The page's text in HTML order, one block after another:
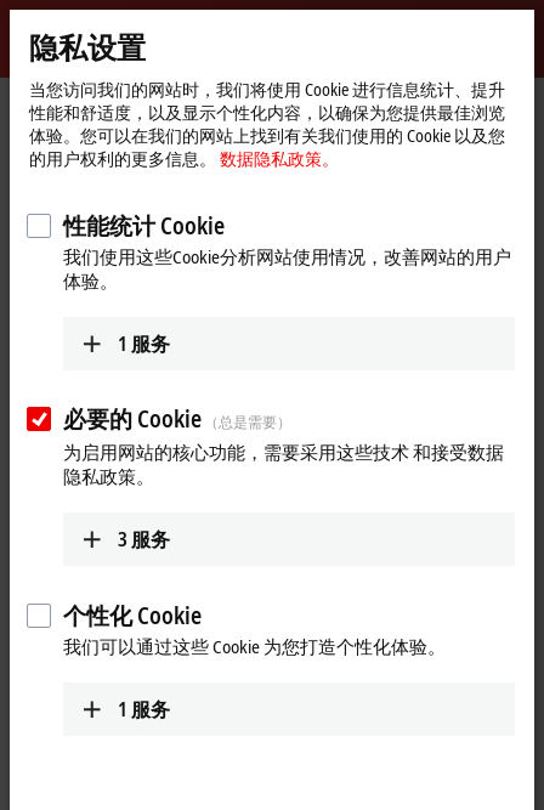
Beckhoff
-
自
动
化
技
术
Start
page
公司简介
最新资讯
XPlanar 平面磁悬浮输送系统：创新的晶圆搬运解决方案
Video
2025年5月5日
XPlanar 平面磁悬浮输送系统：创
精准的运动控制，提升生产效率与安全性。XPlanar 系统不仅能
够显著降低机械结构复杂度，减少设备损耗，还能提升工艺安
全性，为生产保驾护航。
Loading...
隐私设置
当您访问我们的网站时，我们将使用 Cookie 进行信息统计、提升
性能和舒适度，以及显示个性化内容，以确保为您提供最佳浏览
体验。您可以在我们的网站上找到有关我们使用的 Cookie 以及您
的用户权利的更多信息。
数据隐私政策。
性能统计 Cookie
我们使用这些Cookie分析网站使用情况，改善网站的用户
体验。
1 服务
必要的 Cookie （总是需要）
为启用网站的核心功能，需要采用这些技术 和接受数据
隐私政策。
3 服务
个性化 Cookie
我们可以通过这些 Cookie 为您打造个性化体验。
1 服务